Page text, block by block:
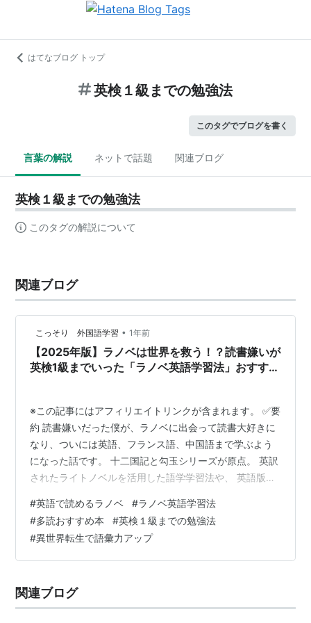
はてなブログ トップ
英検１級までの勉強法
このタグでブログを書く
言葉の解説 ネットで話題 関連ブログ
英検１級までの勉強法
このタグの解説について
関連ブログ
こっそり 外国語学習 • 1年前
【2025年版】ラノベは世界を救う！？読書嫌いが
英検1級までいった「ラノベ英語学習法」おすすめ
※この記事にはアフィリエイトリンクが含まれます。 ✅要
約 読書嫌いだった僕が、ラノベに出会って読書大好きに
なり、ついには英語、フランス語、中国語まで学ぶよう
になった話です。 十二国記と勾玉シリーズが原点。 英訳
されたライトノベルを活用した語学学習法や、 英語版で
と語彙も読むスピードもアップして、 外国語学習がめち
ゃくちゃ楽しくなるというお話。 📚目次（クリックでジ
ャンプ） ラノベが僕を救った 読書嫌いが読書大好きに
英語学習のきっかけは「読みたい欲」 ラノベ＝オタクっ
注意！見つけたら即買い…
#英語で読めるラノベ #ラノベ英語学習法
#多読おすすめ本 #英検１級までの勉強法
#異世界転生で語彙力アップ
関連ブログ